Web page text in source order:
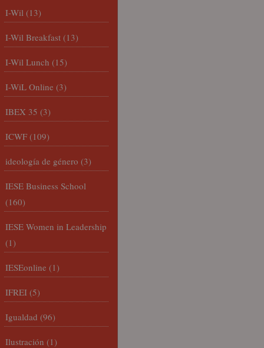
I-Wil (13)
I-Wil Breakfast (13)
I-Wil Lunch (15)
I-WiL Online (3)
IBEX 35 (3)
ICWF (109)
ideología de género (3)
IESE Business School
(160)
IESE Women in Leadership
(1)
IESEonline (1)
IFREI (5)
Igualdad (96)
Ilustración (1)